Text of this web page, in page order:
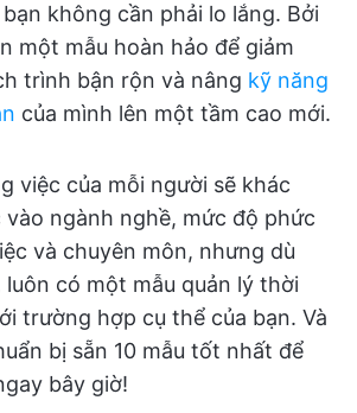
không cần phải lo lắng. Bởi
một mẫu hoàn hảo để giảm
trình bận rộn và nâng kỹ năng
của mình lên một tầm cao mới.
việc của mỗi người sẽ khác
ngành nghề, mức độ phức
và chuyên môn, nhưng dù
có một mẫu quản lý thời
trường hợp cụ thể của bạn. Và
bị sẵn 10 mẫu tốt nhất để
bây giờ!